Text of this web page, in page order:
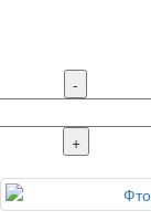
-
+